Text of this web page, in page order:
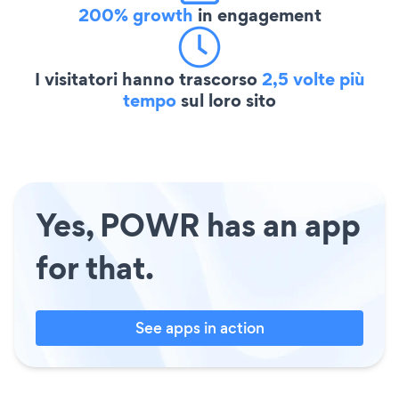
200% growth in engagement
I visitatori hanno trascorso2,5 volte più
temposul loro sito
Yes, POWR has an app
for that.
See apps in action